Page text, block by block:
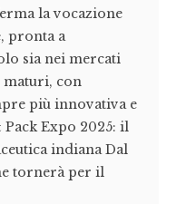
la vocazione
pronta a
sia nei mercati
maturi, con
più innovativa e
Expo 2025: il
indiana Dal
tornerà per il